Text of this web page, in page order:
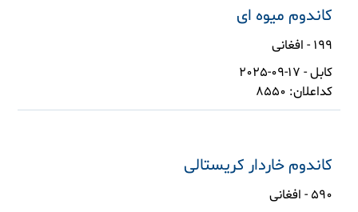
کاندوم میوه ای
199 - افغانی
کابل - 17-09-2025
کداعلان: 8550
کاندوم خاردار کریستالی
590 - افغانی